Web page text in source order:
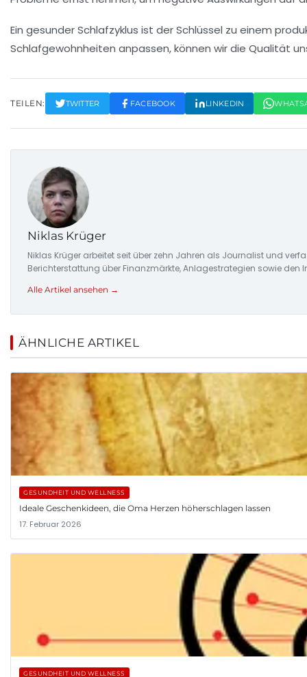
Ein gesunderSchlafzyklus ist der Schlüssel zu einem
Schlafgewohnheiten anpassen, können wir die Qualität
TEILEN: TWITTER FACEBOOK LINKEDIN
Niklas Krüger
Niklas Krüger arbeitet seit über zehn Jahren als Journalist und
Berichterstattung über Finanzmärkte, Anlagestrategien sowie
Alle Artikel ansehen →
ÄHNLICHE ARTIKEL
GESUNDHEIT UND WELLNESS
Ideale Geschenkideen, die Oma Herzen höherschlagen lassen
17. Februar 2026
GESUNDHEIT UND WELLNESS